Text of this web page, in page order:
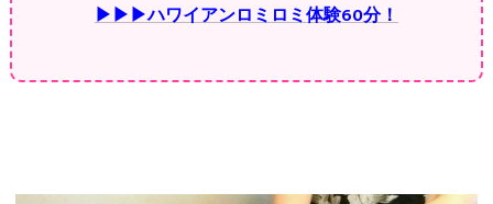
▶▶▶ハワイアンロミロミ体験60分！